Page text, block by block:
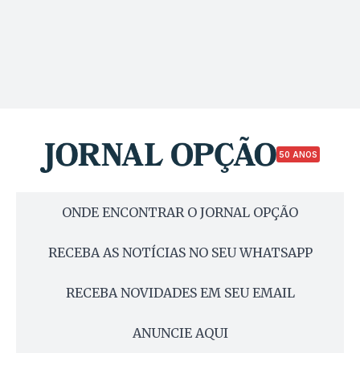
50 ANOS
ONDE ENCONTRAR O JORNAL OPÇÃO
RECEBA AS NOTÍCIAS NO SEU WHATSAPP
RECEBA NOVIDADES EM SEU EMAIL
ANUNCIE AQUI